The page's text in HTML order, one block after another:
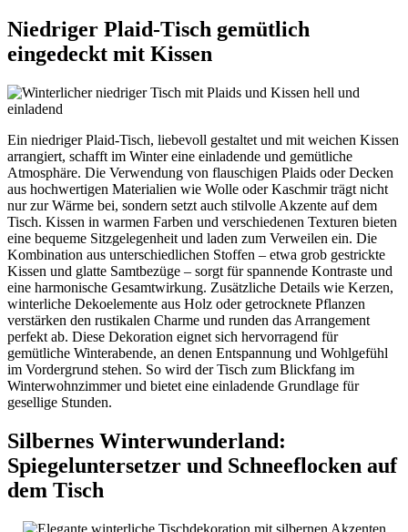
Niedriger Plaid-Tisch gemütlich
eingedeckt mit Kissen
Ein niedriger Plaid-Tisch, liebevoll gestaltet und mit weichen Kissen
arrangiert, schafft im Winter eine einladende und gemütliche
Atmosphäre. Die Verwendung von flauschigen Plaids oder Decken
aus hochwertigen Materialien wie Wolle oder Kaschmir trägt nicht
nur zur Wärme bei, sondern setzt auch stilvolle Akzente auf dem
Tisch. Kissen in warmen Farben und verschiedenen Texturen bieten
eine bequeme Sitzgelegenheit und laden zum Verweilen ein. Die
Kombination aus unterschiedlichen Stoffen – etwa grob gestrickte
Kissen und glatte Samtbezüge – sorgt für spannende Kontraste und
eine harmonische Gesamtwirkung. Zusätzliche Details wie Kerzen,
winterliche Dekoelemente aus Holz oder getrocknete Pflanzen
verstärken den rustikalen Charme und runden das Arrangement
perfekt ab. Diese Dekoration eignet sich hervorragend für
gemütliche Winterabende, an denen Entspannung und Wohlgefühl
im Vordergrund stehen. So wird der Tisch zum Blickfang im
Winterwohnzimmer und bietet eine einladende Grundlage für
gesellige Stunden.
Silbernes Winterwunderland:
Spiegeluntersetzer und Schneeflocken auf
dem Tisch